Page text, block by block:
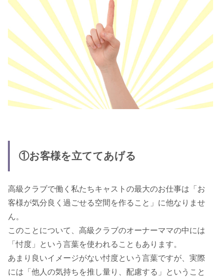
①お客様を立ててあげる
高級クラブで働く私たちキャストの最大のお仕事は「お
客様が気分良く過ごせる空間を作ること」に他なりませ
ん。
このことについて、高級クラブのオーナーママの中には
「忖度」という言葉を使われることもあります。
あまり良いイメージがない忖度という言葉ですが、実際
には「他人の気持ちを推し量り、配慮する」ということ